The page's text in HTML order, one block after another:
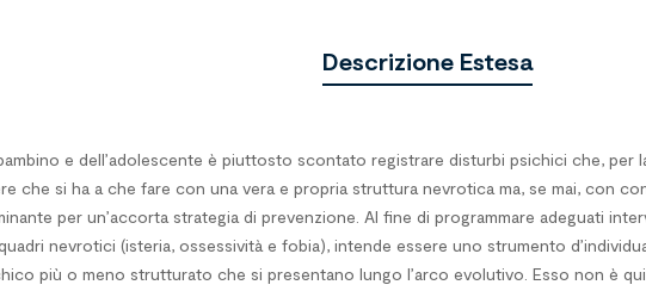
Descrizione Estesa
e dell’adolescente è piuttosto scontato registrare disturbi psichici che, per
che si ha a che fare con una vera e propria struttura nevrotica ma, se mai, con
per un’accorta strategia di prevenzione. Al fine di programmare adeguati
nevrotici (isteria, ossessività e fobia), intende essere uno strumento
più o meno strutturato che si presentano lungo l’arco evolutivo. Esso non è